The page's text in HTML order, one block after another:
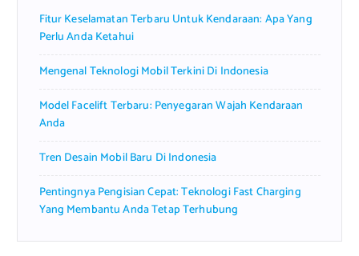
:Fitur Keselamatan Terbaru Untuk Kendaraan: Apa Yang
Perlu Anda Ketahui
Mengenal Teknologi Mobil Terkini Di Indonesia
Model Facelift Terbaru: Penyegaran Wajah Kendaraan
Anda
Tren Desain Mobil Baru Di Indonesia
Pentingnya Pengisian Cepat: Teknologi Fast Charging
Yang Membantu Anda Tetap Terhubung